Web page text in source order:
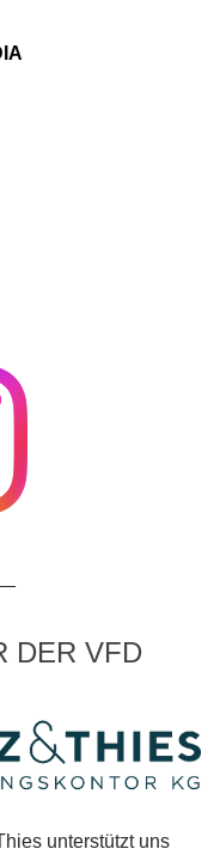
DER VFD
unterstützt uns